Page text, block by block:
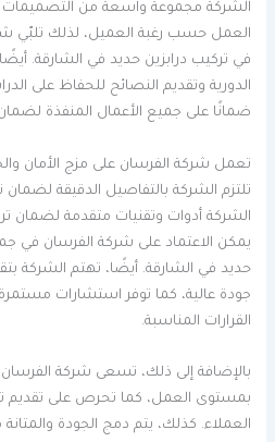
الشركة مجموعة واسعة من
العمل حسب رغبة العميل، لذلك تلبّي
في تركيب درابزين حديد في الشارقة.
الدورية وتقديم النصائح للحفاظ على
ضمانًا على جميع الأعمال المنفذة
تعمل شركة الفرسان على مزج الأمان
تلتزم الشركة بالتفاصيل الدقيقة لضمان
الشركة أدوات وتقنيات متقدمة لضمان
يمكن الاعتماد على شركة الفرسان في
حديد في الشارقة. أيضًا، تهتم الشركة
جودة عالية، كما توفر استشارات
القرارات المناسبة.
بالإضافة إلى ذلك، تسعى شركة الفرسان
بمستوى العمل، كما تحرص على تقديم
العملاء. كذلك، يتم دمج الجودة